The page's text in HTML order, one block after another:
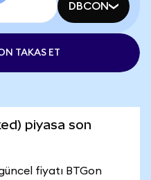
DBCON
TAKAS ET
piyasa son
fiyatı BTGon